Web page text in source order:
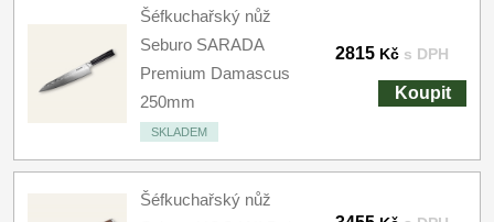
Šéfkuchařský nůž
Seburo SARADA
Premium Damascus
250mm
SKLADEM
2815 Kč s DPH
Koupit
Šéfkuchařský nůž